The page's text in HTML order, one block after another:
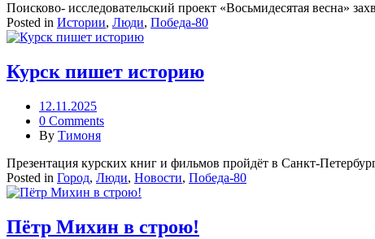
Поисково- исследовательский проект «Восьмидесятая весна»
Posted in Истории, Люди, Победа-80
Курск пишет историю
12.11.2025
0 Comments
By Тимоня
Презентация курских книг и фильмов пройдёт в Санкт-
Posted in Город, Люди, Новости, Победа-80
Пётр Михин в строю!